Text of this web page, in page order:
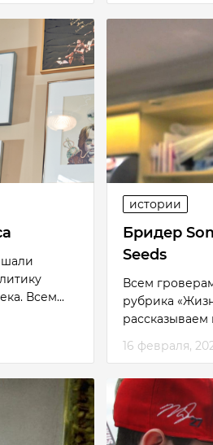
Всем...
истории
Бридер
Seeds
Всем
рубрика
рассказываем
16 февраля,